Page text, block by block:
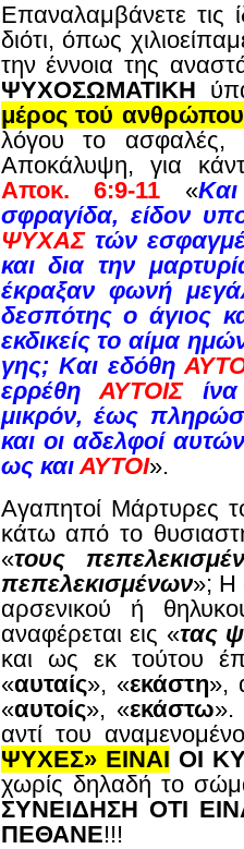
Επαναλαμβάνετε τις
διότι, όπως
την έννοια της
ΨΥΧΟΣΩΜΑΤΙΚΗ
μέρος τού ανθρώπου
λόγου το ασφαλές,
Αποκάλυψη, για
Αποκ. 6:9-11 «
σφραγίδα, είδον
ΨΥΧΑΣτών
και δια την
έκραξαν φωνή
δεσπότης ο άγιος
εκδικείς το αίμα
γης; Και εδόθη
ερρέθηΑΥΤΟΙΣίνα
μικρόν, έως
και οι αδελφοί
ως καιΑΥΤΟΙ».
Αγαπητοί Μάρτυρες
κάτω από το
«τους
πεπελεκισμένων»; Η
αρσενικού ή
αναφέρεται εις «τας
και ως εκ τούτου
«αυταίς», «εκάστη»,
«αυτοίς», «εκάστω».
αντί του
ΨΥΧΕΣ» ΕΙΝΑΙ ΟΙ
χωρίς δηλαδή το
ΣΥΝΕΙΔΗΣΗ ΟΤΙ
ΠΕΘΑΝΕ!!!